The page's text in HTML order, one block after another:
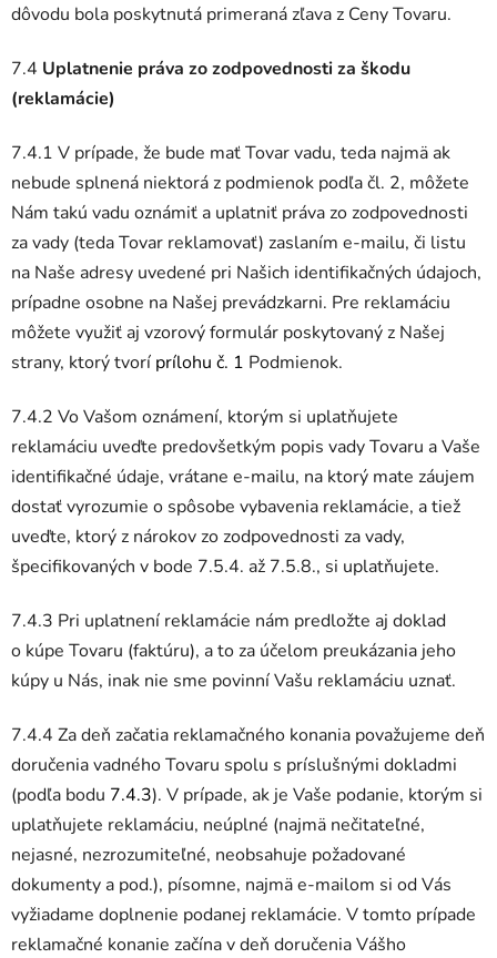
dôvodu bola poskytnutá primeraná zľava z Ceny Tovaru.
7.4 Uplatnenie práva zo zodpovednosti za škodu
(reklamácie)
7.4.1 V prípade, že bude mať Tovar vadu, teda najmä ak
nebude splnená niektorá z podmienok podľa čl. 2, môžete
Nám takú vadu oznámiť a uplatniť práva zo zodpovednosti
za vady (teda Tovar reklamovať) zaslaním e-mailu, či listu
na Naše adresy uvedené pri Našich identifikačných údajoch,
prípadne osobne na Našej prevádzkarni. Pre reklamáciu
môžete využiť aj vzorový formulár poskytovaný z Našej
strany, ktorý tvorí prílohu č. 1 Podmienok.
7.4.2 Vo Vašom oznámení, ktorým si uplatňujete
reklamáciu uveďte predovšetkým popis vady Tovaru a Vaše
identifikačné údaje, vrátane e-mailu, na ktorý mate záujem
dostať vyrozumie o spôsobe vybavenia reklamácie, a tiež
uveďte, ktorý z nárokov zo zodpovednosti za vady,
špecifikovaných v bode 7.5.4. až 7.5.8., si uplatňujete.
7.4.3 Pri uplatnení reklamácie nám predložte aj doklad
o kúpe Tovaru (faktúru), a to za účelom preukázania jeho
kúpy u Nás, inak nie sme povinní Vašu reklamáciu uznať.
7.4.4 Za deň začatia reklamačného konania považujeme deň
doručenia vadného Tovaru spolu s príslušnými dokladmi
(podľa bodu 7.4.3). V prípade, ak je Vaše podanie, ktorým si
uplatňujete reklamáciu, neúplné (najmä nečitateľné,
nejasné, nezrozumiteľné, neobsahuje požadované
dokumenty a pod.), písomne, najmä e-mailom si od Vás
vyžiadame doplnenie podanej reklamácie. V tomto prípade
reklamačné konanie začína v deň doručenia Vášho